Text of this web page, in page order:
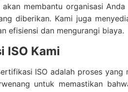
membantu organisasi
diberikan. Kami juga
efisiensi dan mengurangi biaya.
ISO Kami
ISO adalah proses
untuk memastikan